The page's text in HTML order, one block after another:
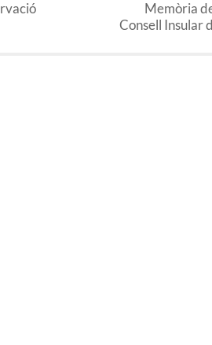
Memòria
Consell Insular